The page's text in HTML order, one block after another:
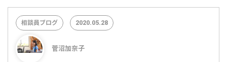
相談員ブログ 2020.05.28
菅沼加奈子